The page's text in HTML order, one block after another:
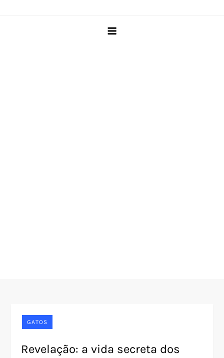
GATOS
Revelação: a vida secreta dos